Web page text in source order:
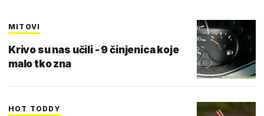
MITOVI
Krivo su nas učili - 9 činjenica koje
malo tko zna
HOT TODDY